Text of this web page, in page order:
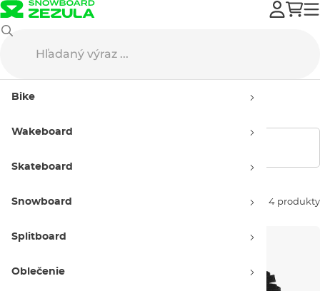
Bike
Wakeboard
Skateboard
Snowboard
Splitboard
Oblečenie
Šnúrky
Zoradiť podľa: 4 produkty